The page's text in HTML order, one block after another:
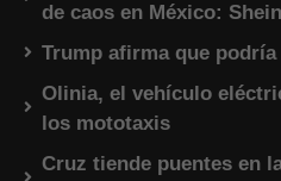
de caos en México:
Trump afirma que
Olinia, el vehículo
los mototaxis
Cruz tiende puentes en